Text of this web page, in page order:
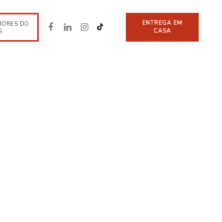
DO
ENTREGA EM
CASA